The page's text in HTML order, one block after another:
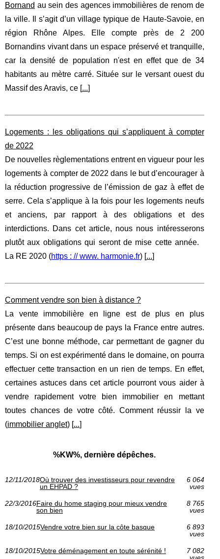
Bornand au sein des agences immobilières de renom de
la ville. Il s’agit d’un village typique de Haute-Savoie, en
région Rhône Alpes. Elle compte près de 2 200
Bornandins vivant dans un espace préservé et tranquille,
car la densité de population n'est en effet que de 34
habitants au mètre carré. Située sur le versant ouest du
Massif des Aravis, ce [...]
Logements : les obligations qui s’appliquent à compter
de 2022
De nouvelles règlementations entrent en vigueur pour les
logements à compter de 2022 dans le but d’encourager à
la réduction progressive de l’émission de gaz à effet de
serre. Cela s’applique à la fois pour les logements neufs
et anciens, par rapport à des obligations et des
interdictions. Dans cet article, nous nous intéresserons
plutôt aux obligations qui seront de mise cette année.
La RE 2020 (https : // www. harmonie.fr) [...]
Comment vendre son bien à distance ?
La vente immobilière en ligne est de plus en plus
présente dans beaucoup de pays la France entre autres.
C’est une bonne méthode, car permettant de gagner du
temps. Si on est expérimenté dans le domaine, on pourra
effectuer cette transaction en un rien de temps. En effet,
certaines astuces dans cet article pourront vous aider à
vendre rapidement votre bien immobilier en mettant
toutes chances de votre côté. Comment réussir la ve
(immobilier anglet) [...]
%KW%, dernière dépêches.
12/11/2018Où trouver des investisseurs pour revendre
un EHPAD ?
6 064
vues
22/3/2016Faire du home staging pour mieux vendre
son bien
8 765
vues
18/10/2015Vendre votre bien sur la côte basque
6 893
vues
18/10/2015Votre déménagement en toute sérénité !
7 082